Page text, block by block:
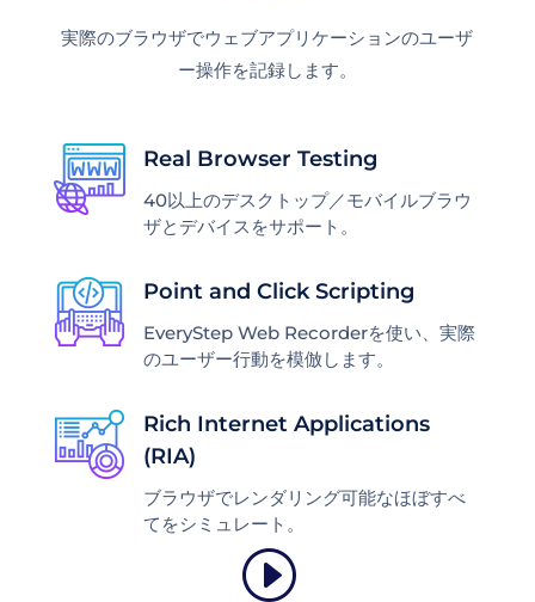
実際のブラウザでウェブアプリケーションのユーザ
ー操作を記録します。
Real Browser Testing
40以上のデスクトップ／モバイルブラウ
ザとデバイスをサポート。
Point and Click Scripting
EveryStep Web Recorderを使い、実際
のユーザー行動を模倣します。
Rich Internet Applications
(RIA)
ブラウザでレンダリング可能なほぼすべ
てをシミュレート。